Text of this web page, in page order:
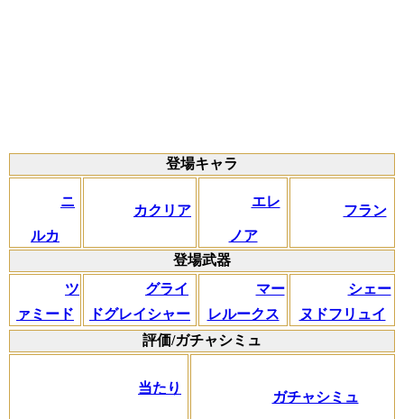
登場キャラ
ニ
ルカ
カクリア
エレ
ノア
フラン
登場武器
ツ
ァミード
グライ
ドグレイシャー
マー
レルークス
シェー
ヌドフリュイ
評価/ガチャシミュ
当たり
ガチャシミュ